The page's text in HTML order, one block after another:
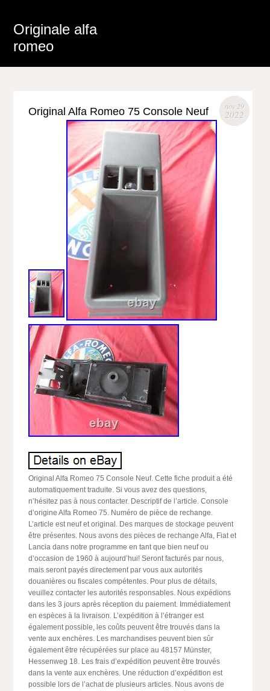
Originale alfa
romeo
nov 29
2022
Original Alfa Romeo 75 Console Neuf
Original Alfa Romeo 75 Console Neuf. Cette fiche produit a été
automatiquement traduite. Si vous avez des questions,
n’hésitez pas à nous contacter. Descriptif de l’article. Console
d’origine Alfa Romeo 75. Numéro de pièce de rechange.
L’article est neuf et original. Des marques de stockage peuvent
être présentes. Nous avons des pièces de rechange Alfa, Fiat et
Lancia dans notre programme en tant que bien neuf ou
d’occasion de 1960 à aujourd’hui! Seront facturés par nous,
mais seront payés directement par vous aux autorités
douanières ou fiscales compétentes. Pour plus de détails,
veuillez contacter les autorités responsables. Nous expédions
dans les 3 jours après réception du paiement. Immédiatement
en espèces à la livraison. L’expédition à l’étranger est
également possible, les coûts peuvent être trouvés dans la
vente aux enchères. Les marchandises peuvent bien sûr
également être récupérées sur place au 48157 Münster,
Hessenweg 18. Les frais d’expédition peuvent être trouvés
dans la vente aux enchères. Une réduction d’expédition est
possible lors de l’achat de plusieurs articles. Nous avons de